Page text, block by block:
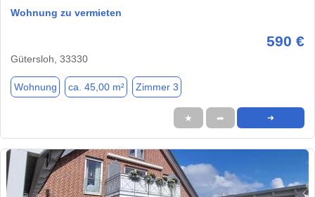
Wohnung zu vermieten
590 €
Gütersloh, 33330
Wohnung ca. 45,00 m² Zimmer 3
★ ➦ ➜